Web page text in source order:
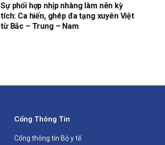
Sự phối hợp nhịp nhàng làm nên kỳ
tích: Ca hiến, ghép đa tạng xuyên Việt
từ Bắc – Trung – Nam
Cổng Thông Tin
Cổng thông tin Bộ y tế